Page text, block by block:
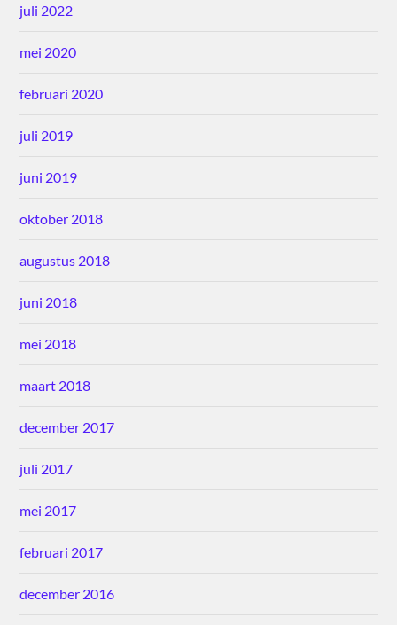
juli 2022
mei 2020
februari 2020
juli 2019
juni 2019
oktober 2018
augustus 2018
juni 2018
mei 2018
maart 2018
december 2017
juli 2017
mei 2017
februari 2017
december 2016